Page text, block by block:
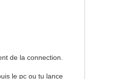
de la connection.
le pc ou tu lance